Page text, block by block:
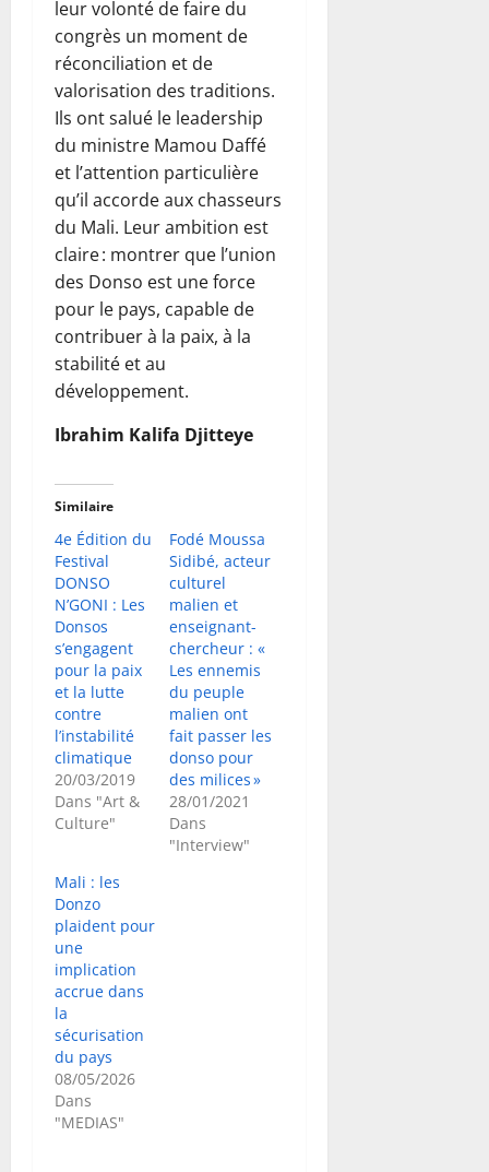
leur volonté de faire du
congrès un moment de
réconciliation et de
valorisation des traditions.
Ils ont salué le leadership
du ministre Mamou Daffé
et l’attention particulière
qu’il accorde aux chasseurs
du Mali. Leur ambition est
claire : montrer que l’union
des Donso est une force
pour le pays, capable de
contribuer à la paix, à la
stabilité et au
développement.
Ibrahim Kalifa Djitteye
Similaire
4e Édition du
Festival
DONSO
N’GONI : Les
Donsos
s’engagent
pour la paix
et la lutte
contre
l’instabilité
climatique
20/03/2019
Dans "Art &
Culture"
Fodé Moussa
Sidibé, acteur
culturel
malien et
enseignant-
chercheur : «
Les ennemis
du peuple
malien ont
fait passer les
donso pour
des milices »
28/01/2021
Dans
"Interview"
Mali : les
Donzo
plaident pour
une
implication
accrue dans
la
sécurisation
du pays
08/05/2026
Dans
"MEDIAS"